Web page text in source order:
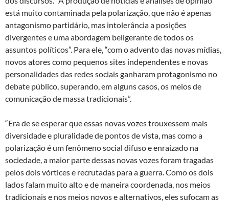
está muito contaminada pela polarização, que não é apenas
antagonismo partidário, mas intolerância a posições
divergentes e uma abordagem beligerante de todos os
assuntos políticos”. Para ele, “com o advento das novas mídias,
novos atores como pequenos sites independentes e novas
personalidades das redes sociais ganharam protagonismo no
debate público, superando, em alguns casos, os meios de
comunicação de massa tradicionais”.
“Era de se esperar que essas novas vozes trouxessem mais
diversidade e pluralidade de pontos de vista, mas como a
polarização é um fenômeno social difuso e enraizado na
sociedade, a maior parte dessas novas vozes foram tragadas
pelos dois vórtices e recrutadas para a guerra. Como os dois
lados falam muito alto e de maneira coordenada, nos meios
tradicionais e nos meios novos e alternativos, eles sufocam as